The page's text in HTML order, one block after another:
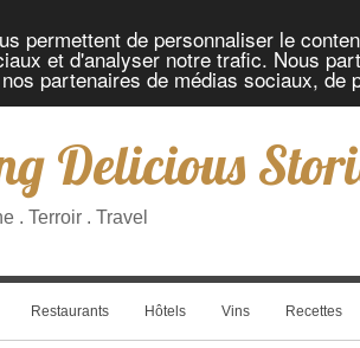
permettent de personnaliser le
et d'analyser notre trafic. Nous
partenaires de médias sociaux, de
Delicious
. Terroir . Travel
Restaurants Hôtels Vins Recettes